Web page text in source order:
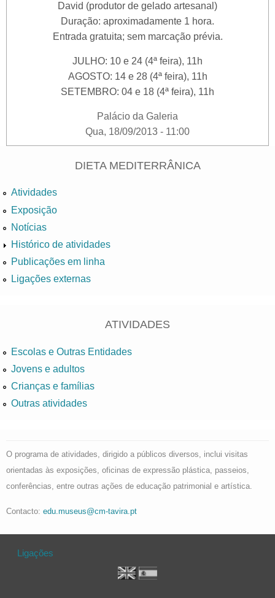
David (produtor de gelado artesanal)
Duração: aproximadamente 1 hora.
Entrada gratuita; sem marcação prévia.
JULHO: 10 e 24 (4ª feira), 11h
AGOSTO: 14 e 28 (4ª feira), 11h
SETEMBRO: 04 e 18 (4ª feira), 11h
Palácio da Galeria
Qua, 18/09/2013 - 11:00
DIETA MEDITERRÂNICA
Atividades
Exposição
Notícias
Histórico de atividades
Publicações em linha
Ligações externas
ATIVIDADES
Escolas e Outras Entidades
Jovens e adultos
Crianças e famílias
Outras atividades
O programa de atividades, dirigido a públicos diversos, inclui visitas
orientadas às exposições, oficinas de expressão plástica, passeios,
conferências, entre outras ações de educação patrimonial e artística.
Contacto: edu.museus@cm-tavira.pt
Ligações